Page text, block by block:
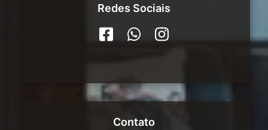
Redes Sociais
Contato